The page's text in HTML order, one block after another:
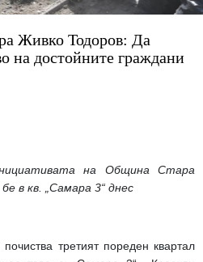
Живко Тодоров: Да
на достойните граждани
на Община Стара
в кв. „Самара 3“ днес
третият пореден квартал